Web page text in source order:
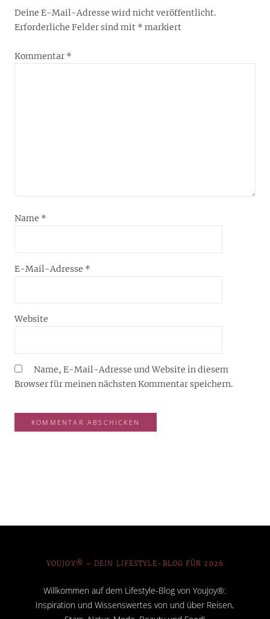
Deine E-Mail-Adresse wird nicht veröffentlicht.
Erforderliche Felder sind mit * markiert
Kommentar *
Name *
E-Mail-Adresse *
Website
Name, E-Mail-Adresse und Website in diesem
Browser für meinen nächsten Kommentar speichern.
YOUJOY® – DEIN LIFESTYLE-BLOG FÜR 2026
Willkommen auf dem Lifestyle-Blog von YouJoy®:
Inspiration und Wissenswertes von und über Reisen,